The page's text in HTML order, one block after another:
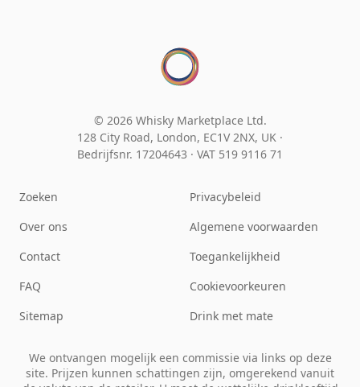
© 2026 Whisky Marketplace Ltd.
128 City Road, London, EC1V 2NX, UK ·
Bedrijfsnr. 17204643 · VAT 519 9116 71
Zoeken
Over ons
Contact
FAQ
Sitemap
Privacybeleid
Algemene voorwaarden
Toegankelijkheid
Cookievoorkeuren
Drink met mate
We ontvangen mogelijk een commissie via links op deze
site. Prijzen kunnen schattingen zijn, omgerekend vanuit